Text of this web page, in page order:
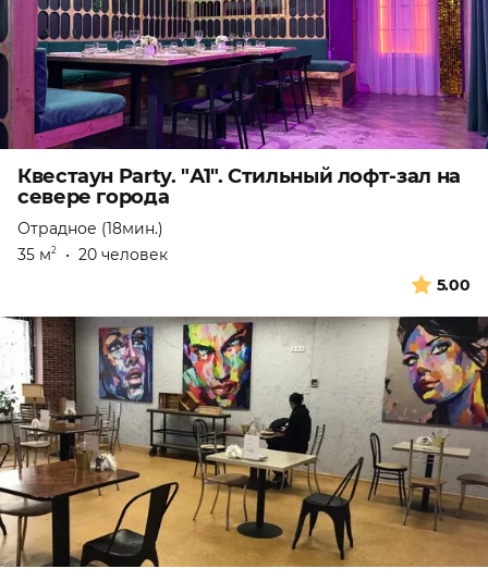
Квестаун Party. "А1". Стильный лофт-зал на
севере города
Отрадное (18мин.)
35 м2 • 20 человек
5.00